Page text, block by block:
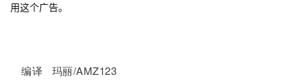
用这个广告。
编译 玛丽/AMZ123